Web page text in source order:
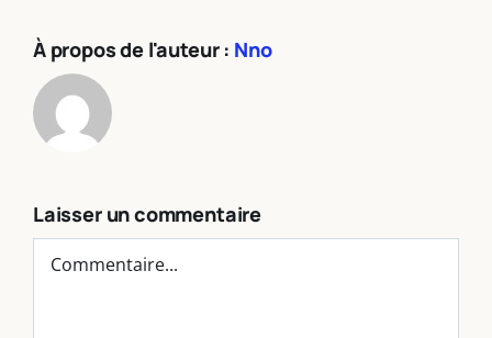
À propos de l'auteur : Nno
Laisser un commentaire
Commentaire